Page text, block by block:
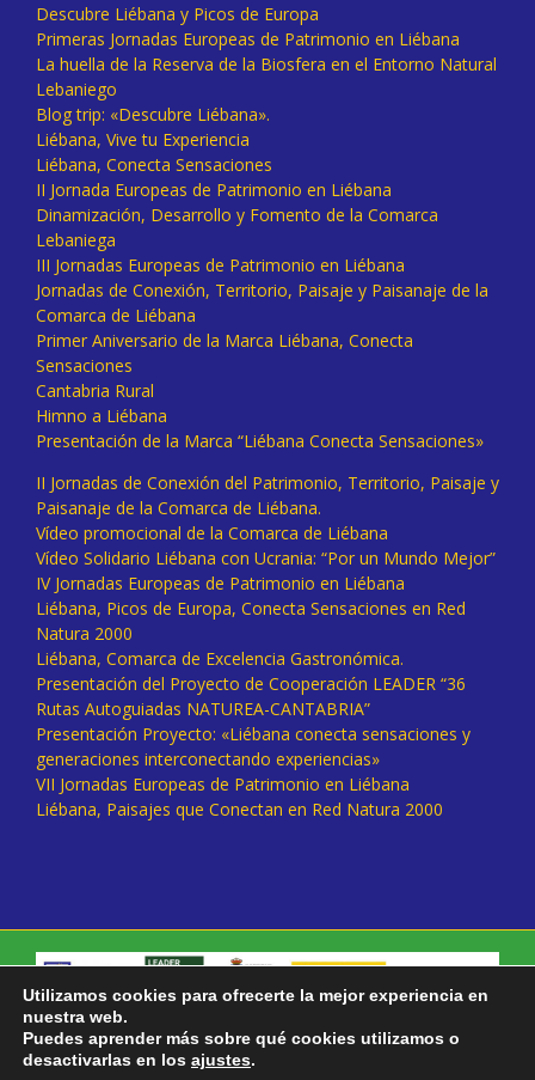
Descubre Liébana y Picos de Europa
Primeras Jornadas Europeas de Patrimonio en Liébana
La huella de la Reserva de la Biosfera en el Entorno Natural
Lebaniego
Blog trip: «Descubre Liébana».
Liébana, Vive tu Experiencia
Liébana, Conecta Sensaciones
II Jornada Europeas de Patrimonio en Liébana
Dinamización, Desarrollo y Fomento de la Comarca
Lebaniega
III Jornadas Europeas de Patrimonio en Liébana
Jornadas de Conexión, Territorio, Paisaje y Paisanaje de la
Comarca de Liébana
Primer Aniversario de la Marca Liébana, Conecta
Sensaciones
Cantabria Rural
Himno a Liébana
Presentación de la Marca “Liébana Conecta Sensaciones»
II Jornadas de Conexión del Patrimonio, Territorio, Paisaje y
Paisanaje de la Comarca de Liébana.
Vídeo promocional de la Comarca de Liébana
Vídeo Solidario Liébana con Ucrania: “Por un Mundo Mejor”
IV Jornadas Europeas de Patrimonio en Liébana
Liébana, Picos de Europa, Conecta Sensaciones en Red
Natura 2000
Liébana, Comarca de Excelencia Gastronómica.
Presentación del Proyecto de Cooperación LEADER “36
Rutas Autoguiadas NATUREA-CANTABRIA”
Presentación Proyecto: «Liébana conecta sensaciones y
generaciones interconectando experiencias»
VII Jornadas Europeas de Patrimonio en Liébana
Liébana, Paisajes que Conectan en Red Natura 2000
Utilizamos cookies para ofrecerte la mejor experiencia en
nuestra web.
Puedes aprender más sobre qué cookies utilizamos o
desactivarlas en los ajustes.